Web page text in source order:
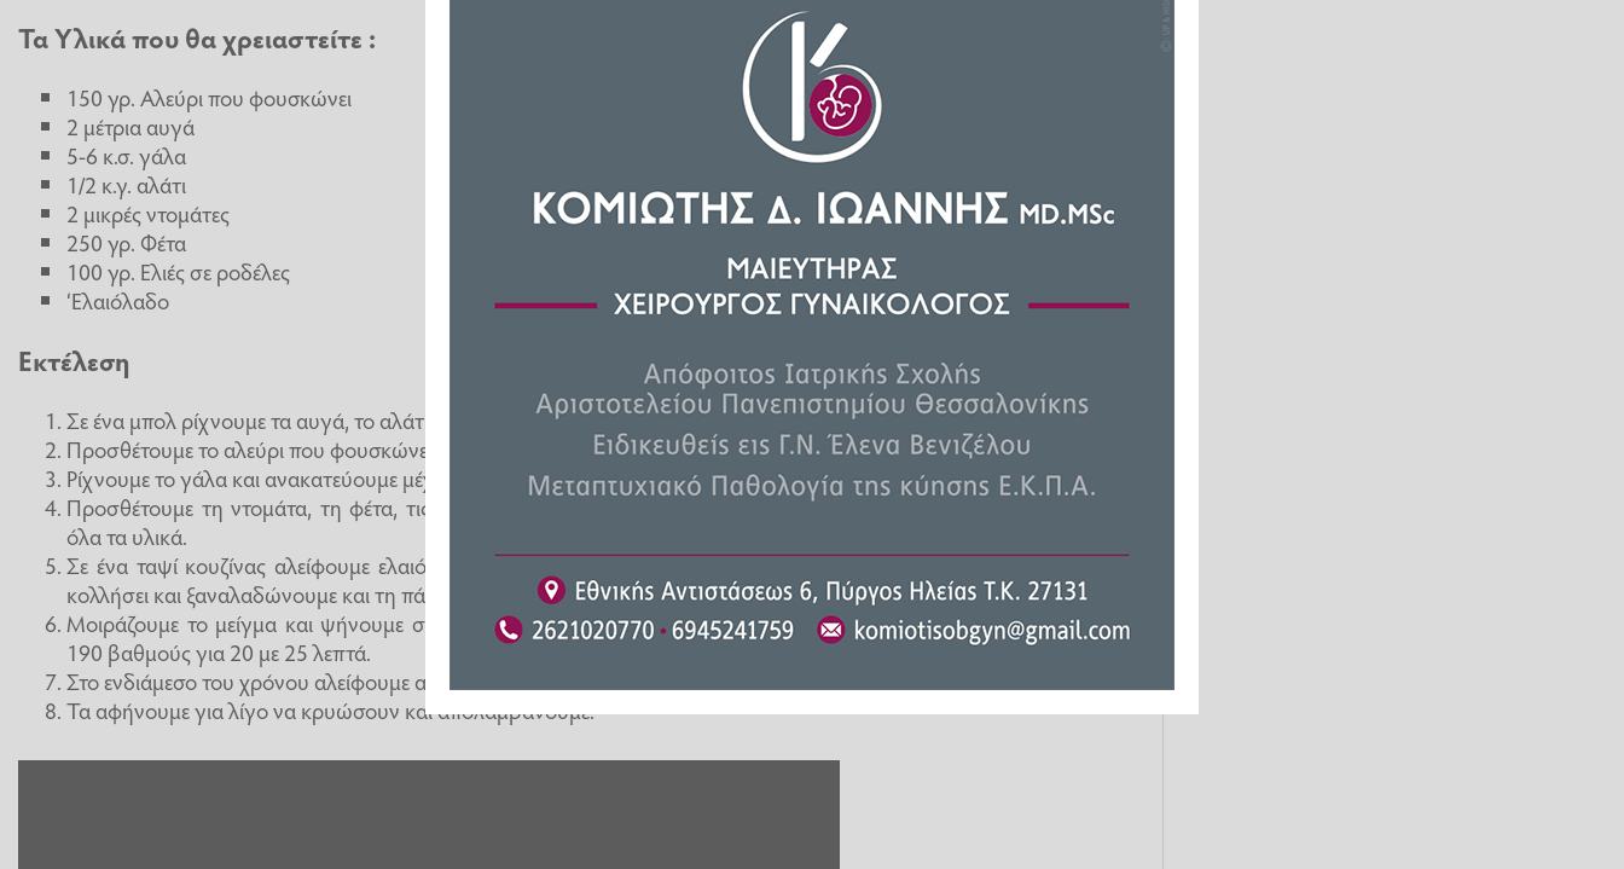
Τα Υλικά που θα χρειαστείτε :
150 γρ. Αλεύρι που φουσκώνει
2 μέτρια αυγά
5-6 κ.σ. γάλα
1/2 κ.γ. αλάτι
2 μικρές ντομάτες
250 γρ. Φέτα
100 γρ. Ελιές σε ροδέλες
‘Ελαιόλαδο
Εκτέλεση
Σε ένα μπολ ρίχνουμε τα αυγά, το αλάτι και με ένα σύρμα ανακατεύουμε πολύ καλά.
Προσθέτουμε το αλεύρι που φουσκώνει και ανακατεύουμε με ένα κουτάλι.
Ρίχνουμε το γάλα και ανακατεύουμε μέχρι να έχουμε ένα σφιχτό κολλώδες μείγμα.
Προσθέτουμε τη ντομάτα, τη φέτα, τις ελιές και ανακατεύουμε να ενσωματωθούν
όλα τα υλικά.
Σε ένα ταψί κουζίνας αλείφουμε ελαιόλαδο, βάζουμε τη λαδόκολλα από πάνω να
κολλήσει και ξαναλαδώνουμε και τη πάνω πλευρά.
Μοιράζουμε το μείγμα και ψήνουμε σε προθερμασμένο φούρνο στον αέρα στους
190 βαθμούς για 20 με 25 λεπτά.
Στο ενδιάμεσο του χρόνου αλείφουμε από πάνω με λίγο ελαιόλαδο.
Τα αφήνουμε για λίγο να κρυώσουν και απολαμβάνουμε.